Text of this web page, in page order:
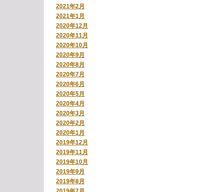
2021年2月
2021年1月
2020年12月
2020年11月
2020年10月
2020年9月
2020年8月
2020年7月
2020年6月
2020年5月
2020年4月
2020年3月
2020年2月
2020年1月
2019年12月
2019年11月
2019年10月
2019年9月
2019年8月